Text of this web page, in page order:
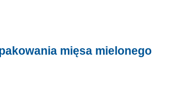
mięsa mielonego